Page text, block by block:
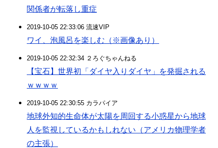
関係者が転落し重症
2019-10-05 22:33:06 流速VIP
ワイ、泡風呂を楽しむ（※画像あり）
2019-10-05 22:32:34 ２ろぐちゃんねる
【宝石】世界初「ダイヤ入りダイヤ」を発掘される
ｗｗｗｗ
2019-10-05 22:30:55 カラパイア
地球外知的生命体が太陽を周回する小惑星から地球
人を監視しているかもしれない（アメリカ物理学者
の主張）